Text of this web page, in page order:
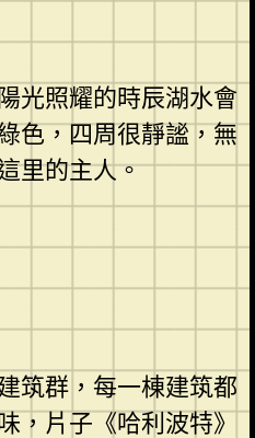
光照耀的時辰湖水會
色，四周很靜謐，無
里的主人。
筑群，每一棟建筑都
，片子《哈利波特》